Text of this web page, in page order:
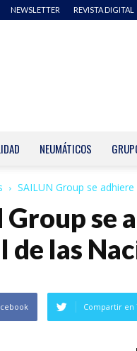
NEWSLETTER REVISTA DIGITAL
NEUMÁTICOS
SAILUN Group se
Group se
de las
Compartir